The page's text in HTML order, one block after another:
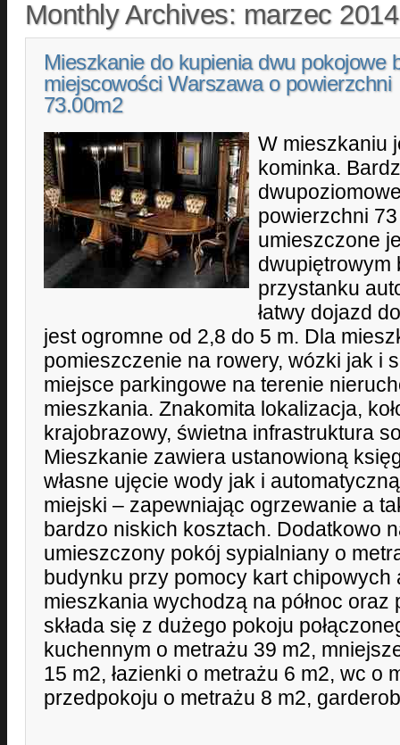
Monthly Archives: marzec 2014
Mieszkanie do kupienia dwu pokojowe
miejscowości Warszawa o powierzchni
73.00m2
W mieszkaniu
kominka.
powierzchni
umieszczone
dwupiętrowym
przystanku
łatwy dojazd
jest ogromne od 2,8 do 5 m. Dla
pomieszczenie na rowery, wózki jak i
miejsce parkingowe na terenie
mieszkania. Znakomita lokalizacja,
krajobrazowy, świetna infrastruktura
Mieszkanie zawiera ustanowioną
własne ujęcie wody jak i
miejski – zapewniając ogrzewanie a
bardzo niskich kosztach. Dodatkowo
umieszczony pokój sypialniany o
budynku przy pomocy kart chipowych
mieszkania wychodzą na północ oraz
składa się z dużego pokoju
kuchennym o metrażu 39 m2,
15 m2, łazienki o metrażu 6 m2, wc o
przedpokoju o metrażu 8 m2,